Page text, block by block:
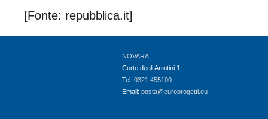
[Fonte: repubblica.it]
NOVARA
Corte degli Arrotini 1
Tel:0321 455100
Email:posta@europrogetti.eu